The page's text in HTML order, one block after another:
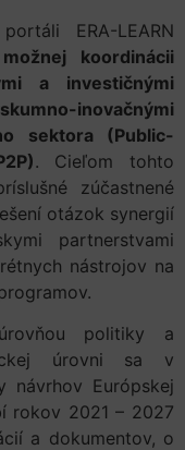
ERA-LEARN
koordinácii
a investičnými
inovačnými
sektora (Public-
. Cieľom tohto
zúčastnené
otázok synergií
partnerstvami
nástrojov na
politiky a
úrovni sa v
návrhov Európskej
rokov 2021 – 2027
a dokumentov, o